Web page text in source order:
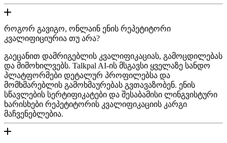
როგორ გავიგო, ონლაინ ენის რეპეტიტორი
კვალიფიციურია თუ არა?
გაეცანით დამრიგებლის კვალიფიკაციას, გამოცდილებას
და მიმოხილვებს. Talkpal AI-ის მსგავსი ყველაზე სანდო
პლატფორმები დეტალურ პროფილებსა და
მომხმარებლის გამოხმაურებას გვთავაზობენ. ენის
სწავლების სერტიფიკატები და შესაბამისი ლინგვისტური
ხარისხები რეპეტიტორის კვალიფიკაციის კარგი
მაჩვენებლებია.